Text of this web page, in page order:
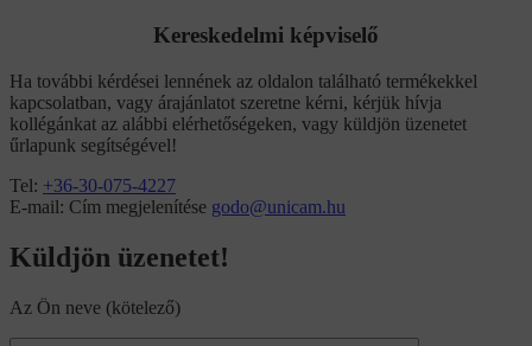
Kereskedelmi képviselő
Ha további kérdései lennének az oldalon található termékekkel
kapcsolatban, vagy árajánlatot szeretne kérni, kérjük hívja
kollégánkat az alábbi elérhetőségeken, vagy küldjön üzenetet
űrlapunk segítségével!
Tel: +36-30-075-4227
E-mail: Cím megjelenítése godo@unicam.hu
Küldjön üzenetet!
Az Ön neve (kötelező)